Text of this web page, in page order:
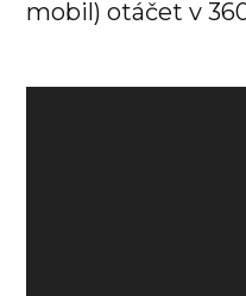
mobil) otáčet v